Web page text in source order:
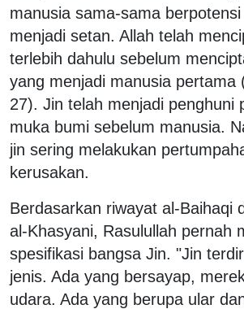
manusia sama-sama
menjadi setan. Allah telah
terlebih dahulu sebelum
yang menjadi manusia pertama
27). Jin telah menjadi penghuni
muka bumi sebelum manusia.
jin sering melakukan
kerusakan.
Berdasarkan riwayat al-Baihaqi
al-Khasyani, Rasulullah pernah
spesifikasi bangsa Jin. "Jin
jenis. Ada yang bersayap,
udara. Ada yang berupa ular